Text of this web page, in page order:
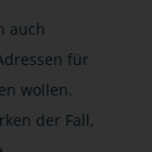
auch
für
wollen.
der Fall,